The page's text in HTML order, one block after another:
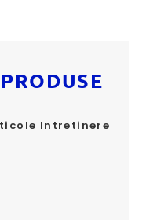
Intretinere